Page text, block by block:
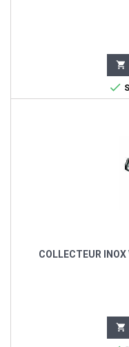


COLLECTEUR
